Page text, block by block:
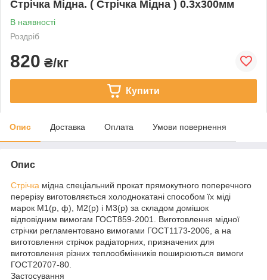
Стрічка Мідна. ( Стрічка Мідна ) 0.3х300мм
В наявності
Роздріб
820 ₴/кг
Купити
Опис Доставка Оплата Умови повернення
Опис
Стрічка мідна спеціальний прокат прямокутного поперечного
перерізу виготовляється холоднокатані способом їх міді
марок М1(р, ф), М2(р) і М3(р) за складом домішок
відповідним вимогам ГОСТ859-2001. Виготовлення мідної
стрічки регламентовано вимогами ГОСТ1173-2006, а на
виготовлення стрічок радіаторних, призначених для
виготовлення різних теплообмінників поширюються вимоги
ГОСТ20707-80.
Застосування